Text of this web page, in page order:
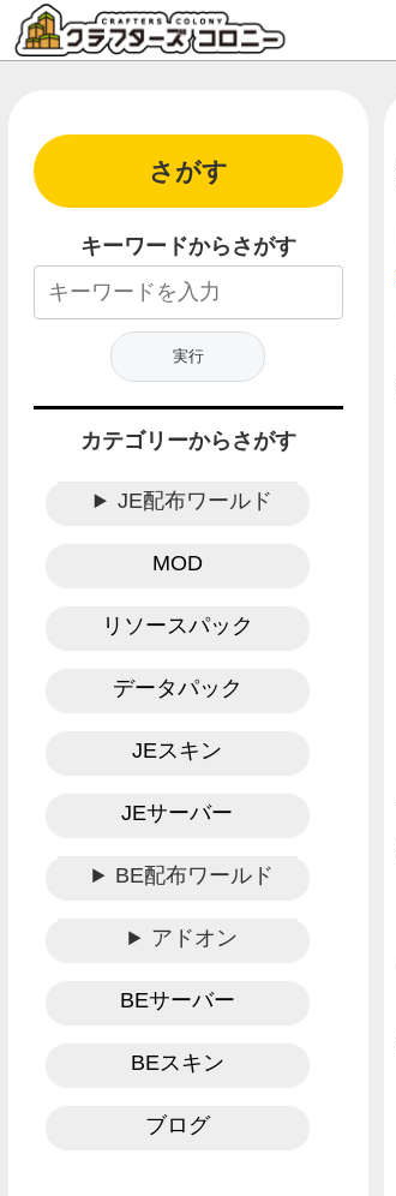
さがす
キーワードからさがす
カテゴリーからさがす
JE配布ワールド
MOD
リソースパック
データパック
JEスキン
JEサーバー
BE配布ワールド
アドオン
BEサーバー
BEスキン
ブログ